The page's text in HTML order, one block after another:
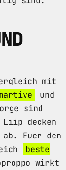
mit
und
sind
decken
Fuer den
beste
wirkt